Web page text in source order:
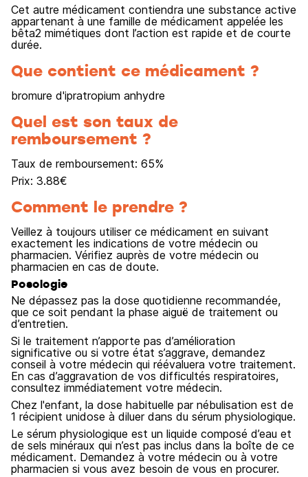
Cet autre médicament contiendra une substance active
appartenant à une famille de médicament appelée les
bêta2 mimétiques dont l’action est rapide et de courte
durée.
Que contient ce médicament ?
bromure d'ipratropium anhydre
Quel est son taux de
remboursement ?
Taux de remboursement: 65%
Prix: 3.88€
Comment le prendre ?
Veillez à toujours utiliser ce médicament en suivant
exactement les indications de votre médecin ou
pharmacien. Vérifiez auprès de votre médecin ou
pharmacien en cas de doute.
Posologie
Ne dépassez pas la dose quotidienne recommandée,
que ce soit pendant la phase aiguë de traitement ou
d’entretien.
Si le traitement n’apporte pas d’amélioration
significative ou si votre état s’aggrave, demandez
conseil à votre médecin qui réévaluera votre traitement.
En cas d’aggravation de vos difficultés respiratoires,
consultez immédiatement votre médecin.
Chez l'enfant, la dose habituelle par nébulisation est de
1 récipient unidose à diluer dans du sérum physiologique.
Le sérum physiologique est un liquide composé d’eau et
de sels minéraux qui n’est pas inclus dans la boîte de ce
médicament. Demandez à votre médecin ou à votre
pharmacien si vous avez besoin de vous en procurer.